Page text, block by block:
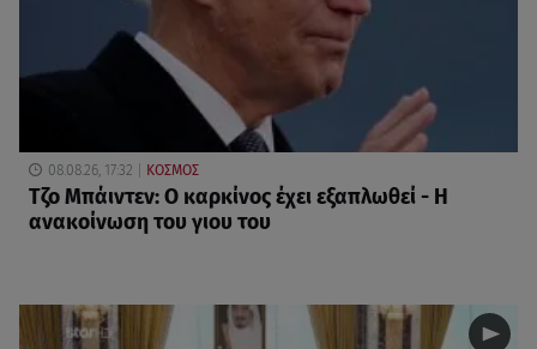
08.08.26, 17:32 ΚΟΣΜΟΣ
Τζο Μπάιντεν: Ο καρκίνος έχει εξαπλωθεί - Η
ανακοίνωση του γιου του